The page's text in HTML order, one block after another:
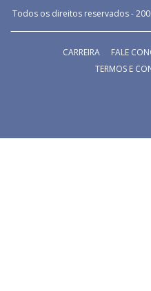
Todos os direitos reservados -
CARREIRA FALE
TERMOS E